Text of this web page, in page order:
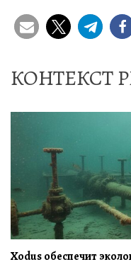
КОНТЕКСТ
Xodus обеспечит